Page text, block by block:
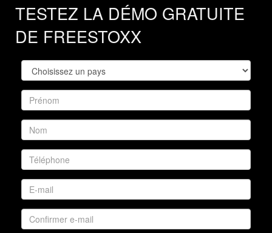
TESTEZ LA DÉMO GRATUITE
DE FREESTOXX